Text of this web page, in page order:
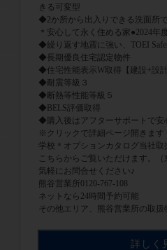
きる可変型
◆2か所から出入りできる洗面所
＊安心して永く住める家●2024年
◆繰り返す地震に強い、TOEI
◆長期優良住宅認定物件
◆住宅性能表示W取得【建設+設計
◆耐震等級３
◆断熱等性能等級５
◆BELS評価取得
◆購入後はアフターサポートで安
※クリックで詳細ページ開きます
学校＊オプションカタログ当社取
こちらからご覧いただけます。
気軽にお問合せください♪
熊谷営業所0120-767-108
ネットなら24時間予約可能
詳しく